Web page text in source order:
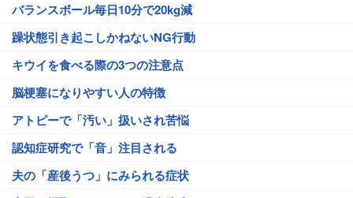
バランスボール毎日10分で20kg減
躁状態引き起こしかねないNG行動
キウイを食べる際の3つの注意点
脳梗塞になりやすい人の特徴
アトピーで「汚い」扱いされ苦悩
認知症研究で「音」注目される
夫の「産後うつ」にみられる症状